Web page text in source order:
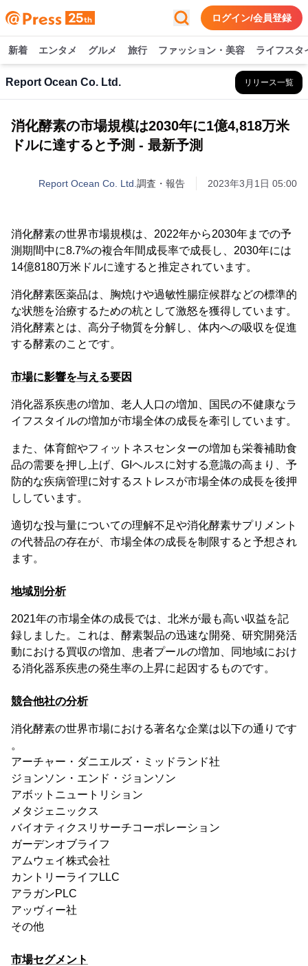
ログイン/会員登録
新着 エンタメ グルメ 旅行 ファッション・美容 ライフスタ
Report Ocean Co. Ltd. リリース一覧
消化酵素の市場規模は2030年に1億4,818万米
ドルに達すると予測 - 最新予測
Report Ocean Co. Ltd. 調査・報告 2023年3月1日 05:00
消化酵素の世界市場規模は、2022年から2030年までの予
測期間中に8.7%の複合年間成長率で成長し、2030年には
14億8180万米ドルに達すると推定されています。
消化酵素医薬品は、胸焼けや過敏性腸症候群などの標準的
な状態を治療するための杭として激怒を獲得しています。
消化酵素とは、高分子物質を分解し、体内への吸収を促進
する酵素のことです。
市場に影響を与える要因
消化器系疾患の増加、老人人口の増加、国民の不健康なラ
イフスタイルの増加が市場全体の成長を牽引しています。
また、体育館やフィットネスセンターの増加も栄養補助食
品の需要を押し上げ、GIヘルスに対する意識の高まり、予
防的な疾病管理に対するストレスが市場全体の成長を後押
ししています。
適切な投与量についての理解不足や消化酵素サプリメント
の代替品の存在が、市場全体の成長を制限すると予想され
ます。
地域別分析
2021年の市場全体の成長では、北米が最も高い収益を記
録しました。これは、酵素製品の迅速な開発、研究開発活
動における買収の増加、患者プールの増加、同地域におけ
る消化器系疾患の発生率の上昇に起因するものです。
競合他社の分析
消化酵素の世界市場における著名な企業は以下の通りです
。
アーチャー・ダニエルズ・ミッドランド社
ジョンソン・エンド・ジョンソン
アボットニュートリション
メタジェニックス
バイオティクスリサーチコーポレーション
ガーデンオブライフ
アムウェイ株式会社
カントリーライフLLC
アラガンPLC
アッヴィー社
その他
市場セグメント